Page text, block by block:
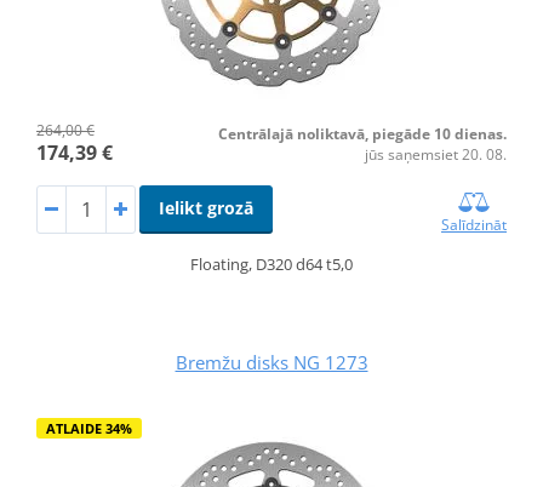
264,00 €
174,39 €
Centrālajā noliktavā, piegāde 10 dienas.
jūs saņemsiet 20. 08.
Ielikt grozā
Salīdzināt
Floating, D320 d64 t5,0
Bremžu disks NG 1273
ATLAIDE 34%